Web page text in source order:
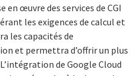
œuvre des services de CGI
les exigences de calcul et
les capacités de
et permettra d’offrir un plus
de Google Cloud